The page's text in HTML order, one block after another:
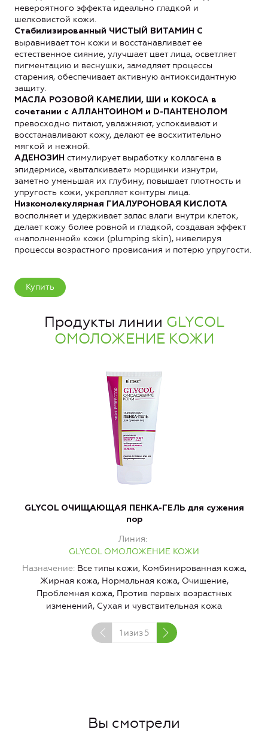
невероятного эффекта идеально гладкой и
шелковистой кожи.
Стабилизированный ЧИСТЫЙ ВИТАМИН С
выравнивает тон кожи и восстанавливает ее
естественное сияние, улучшает цвет лица, осветляет
пигментацию и веснушки, замедляет процессы
старения, обеспечивает активную антиоксидантную
защиту.
МАСЛА РОЗОВОЙ КАМЕЛИИ, ШИ и КОКОСА в
сочетании с АЛЛАНТОИНОМ и D-ПАНТЕНОЛОМ
превосходно питают, увлажняют, успокаивают и
восстанавливают кожу, делают ее восхитительно
мягкой и нежной.
АДЕНОЗИН стимулирует выработку коллагена в
эпидермисе, «выталкивает» морщинки изнутри,
заметно уменьшая их глубину, повышает плотность и
упругость кожи, укрепляет контуры лица.
Низкомолекулярная ГИАЛУРОНОВАЯ КИСЛОТА
восполняет и удерживает запас влаги внутри клеток,
делает кожу более ровной и гладкой, создавая эффект
«наполненной» кожи (plumping skin), нивелируя
процессы возрастного провисания и потерю упругости.
Купить
Продукты линии GLYCOL
ОМОЛОЖЕНИЕ КОЖИ
GLYCOL ОЧИЩАЮЩАЯ ПЕНКА-ГЕЛЬ для сужения
пор
Линия
GLYCOL ОМОЛОЖЕНИЕ КОЖИ
Назначение Все типы кожи, Комбинированная кожа,
Жирная кожа, Нормальная кожа, Очищение,
Проблемная кожа, Против первых возрастных
изменений, Сухая и чувствительная кожа
1 изиз 5
Вы смотрели